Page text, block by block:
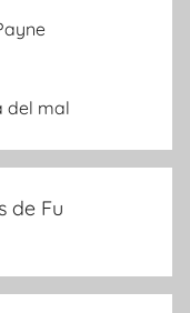
del mal
de Fu